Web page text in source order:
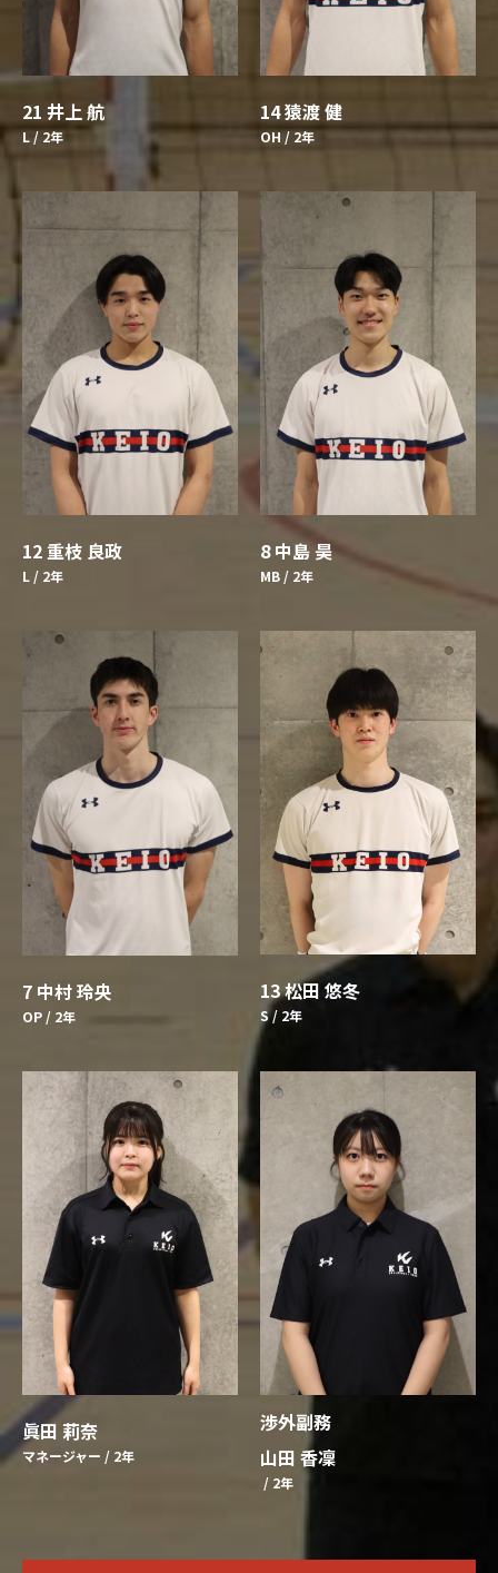
21 井上 航
L / 2年
眞田 莉奈
マネージャー / 2年
14 猿渡 健
OH / 2年
12 重枝 良政
L / 2年
8 中島 昊
MB / 2年
7 中村 玲央
OP / 2年
13 松田 悠冬
S / 2年
渉外副務
山田 香凜
/ 2年